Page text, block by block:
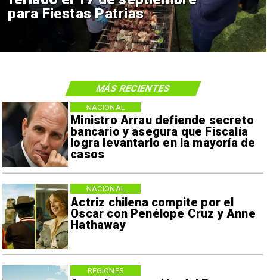
para Fiestas Patrias
Ministro Arrau defiende secreto
bancario y asegura que Fiscalía
logra levantarlo en la mayoría de
casos
NACIONAL
Actriz chilena compite por el
Oscar con Penélope Cruz y Anne
Hathaway
NACIONAL
REGIONES
MÁS RECIENTES